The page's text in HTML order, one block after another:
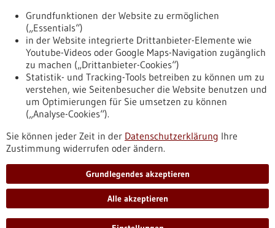
Nach oben
Informiert bleiben
Newsletter abonnieren
Grundfunktionen der Website zu ermöglichen
(„Essentials“)
in der Website integrierte Drittanbieter-Elemente wie
Youtube-Videos oder Google Maps-Navigation zugänglich
zu machen („Drittanbieter-Cookies“)
Statistik- und Tracking-Tools betreiben zu können um zu
verstehen, wie Seitenbesucher die Website benutzen und
um Optimierungen für Sie umsetzen zu können
(„Analyse-Cookies“).
Sie können jeder Zeit in der Datenschutzerklärung Ihre
Zustimmung widerrufen oder ändern.
Grundlegendes akzeptieren
Alle akzeptieren